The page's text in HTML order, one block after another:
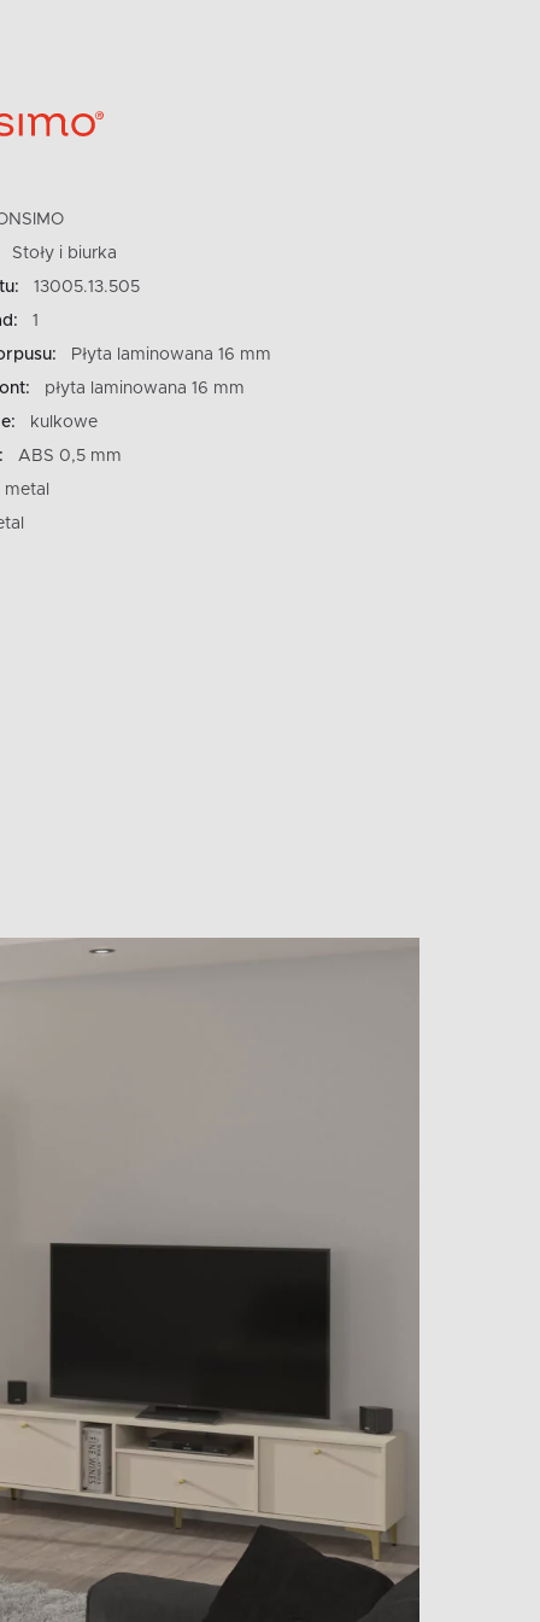
Stoły i biurka
13005.13.505
1
Płyta laminowana 16 mm
płyta laminowana 16 mm
kulkowe
ABS 0,5 mm
metal